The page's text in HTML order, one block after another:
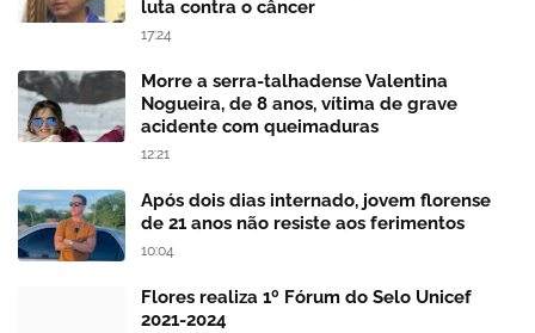
luta contra o câncer
17:24
Morre a serra-talhadense Valentina
Nogueira, de 8 anos, vítima de grave
acidente com queimaduras
12:21
Após dois dias internado, jovem florense
de 21 anos não resiste aos ferimentos
10:04
Flores realiza 1º Fórum do Selo Unicef
2021-2024